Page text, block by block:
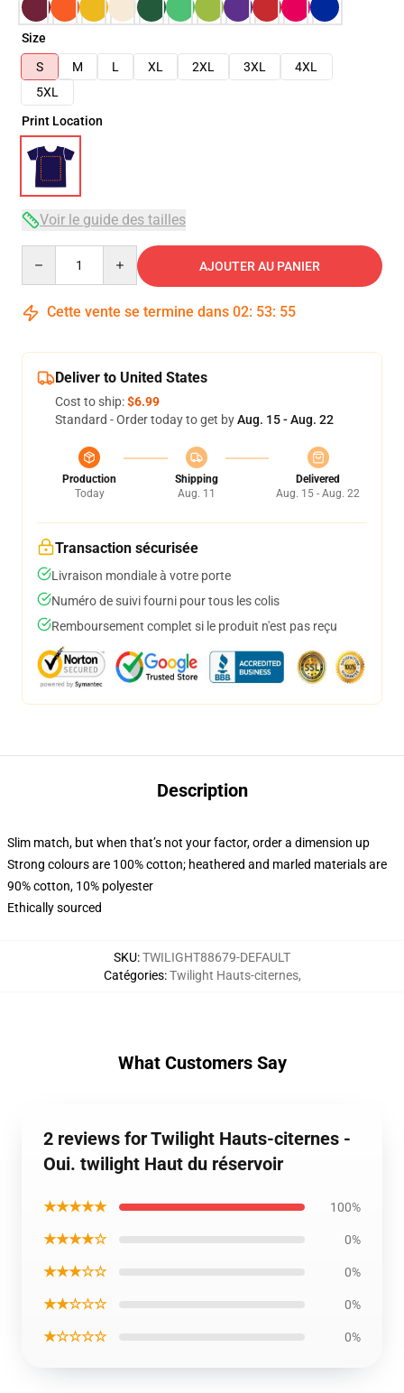
Size
S
M L XL 2XL 3XL
4XL
5XL
Print Location
Voir le guide des tailles
AJOUTER AU PANIER
Cette vente se termine dans 02: 53: 54
Deliver to United States
Cost to ship:$6.99
Standard - Order today to get byAug. 15 - Aug. 22
Production
Today
Shipping
Aug. 11
Delivered
Aug. 15 - Aug. 22
Transaction sécurisée
Livraison mondiale à votre porte
Numéro de suivi fourni pour tous les colis
Remboursement complet si le produit n'est pas reçu
Description
Slim match, but when that’s not your factor, order a dimension up
Strong colours are 100% cotton; heathered and marled materials are
90% cotton, 10% polyester
Ethically sourced
SKU:TWILIGHT88679-DEFAULT
Catégories:Twilight Hauts-citernes,
What Customers Say
2 reviews for Twilight Hauts-citernes -
Oui. twilight Haut du réservoir
★★★★★ 100%
★★★★☆ 0%
★★★☆☆ 0%
★★☆☆☆ 0%
★☆☆☆☆ 0%